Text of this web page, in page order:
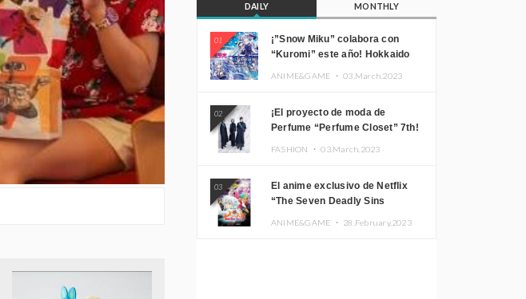
DAILY MONTHLY
01
¡”Snow Miku” colabora con
“Kuromi” este año! Hokkaido
ANIME&GAME ・03.March.2023
02
¡El proyecto de moda de
Perfume “Perfume Closet” 7th!
FASHION ・03.March.2023
03
El anime exclusivo de Netflix
“The Seven Deadly Sins
ANIME&GAME ・ 28.February.2023